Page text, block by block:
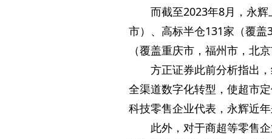
而截至2023年8月，永
市）、高标半仓131家（覆
（覆盖重庆市，福州市，北
方正证券此前分析指出
全渠道数字化转型，使超市
科技零售企业代表，永辉近
此外，对于商超等零售